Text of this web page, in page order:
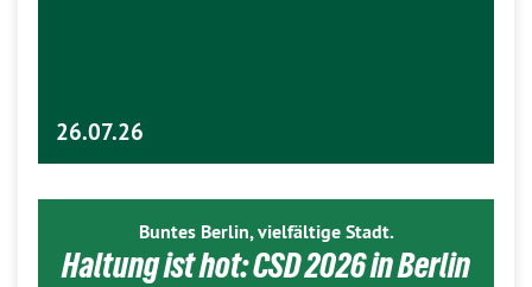
26.07.26
Buntes Berlin, vielfältige Stadt.
Haltung ist hot: CSD 2026 in Berlin